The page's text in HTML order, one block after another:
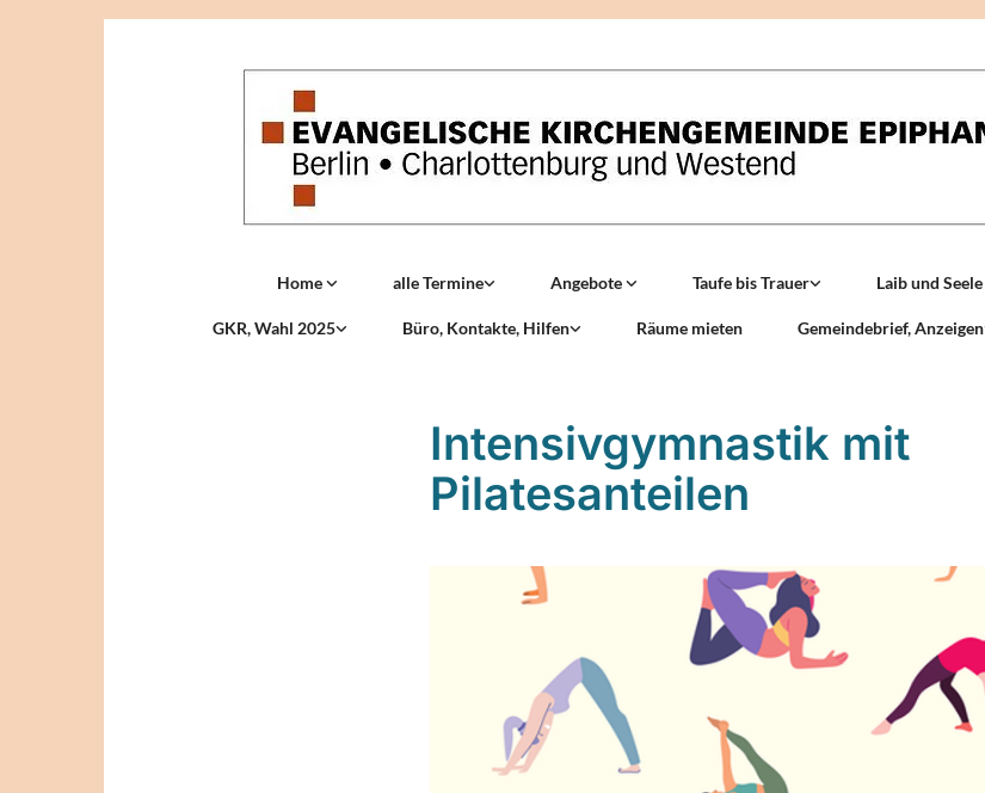
Home alle Termine Angebote Taufe bis Trauer Laib und Seele
GKR, Wahl 2025 Büro, Kontakte, Hilfen Räume mieten Gemeindebrief, Anzeigen
Intensivgymnastik mit
Pilatesanteilen